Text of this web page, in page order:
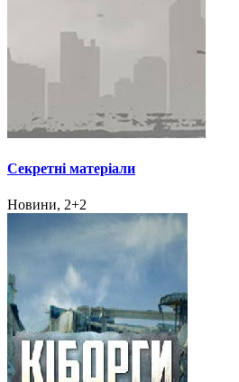
Секретні матеріали
Новини, 2+2